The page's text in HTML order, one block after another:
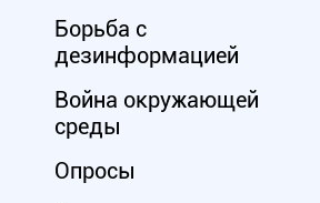
Борьба с
дезинформацией
Война окружающей
среды
Опросы